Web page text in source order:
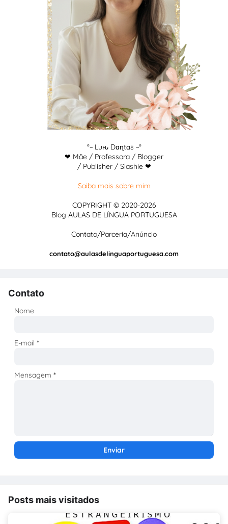
°~ Luԋ Dɑɳtɑs ~°
❤ Mãe / Professora / Blogger
/ Publisher / Slashie ❤
Saiba mais sobre mim
COPYRIGHT © 2020-2026
Blog AULAS DE LÍNGUA PORTUGUESA
Contato/Parceria/Anúncio
contato@aulasdelinguaportuguesa.com
Contato
Nome
E-mail*
Mensagem*
Posts mais visitados